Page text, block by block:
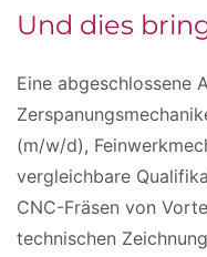
Und dies
Eine abgeschlossene
(m/w/d),
vergleichbare
CNC-Fräsen von
technischen